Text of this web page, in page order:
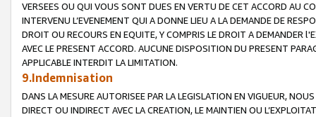
VERSEES OU QUI VOUS SONT DUES EN VERTU DE CET ACCORD AU
INTERVENU L’EVENEMENT QUI A DONNE LIEU A LA DEMANDE DE
DROIT OU RECOURS EN EQUITE, Y COMPRIS LE DROIT A DEMANDER
AVEC LE PRESENT ACCORD. AUCUNE DISPOSITION DU PRESENT
APPLICABLE INTERDIT LA LIMITATION.
9.Indemnisation
DANS LA MESURE AUTORISEE PAR LA LEGISLATION EN VIGUEUR,
DIRECT OU INDIRECT AVEC LA CREATION, LE MAINTIEN OU